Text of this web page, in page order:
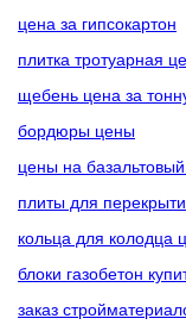
цена за гипсокартон
плитка тротуарная
щебень цена за
бордюры цены
цены на
плиты для
кольца для колодца
блоки газобетон
заказ